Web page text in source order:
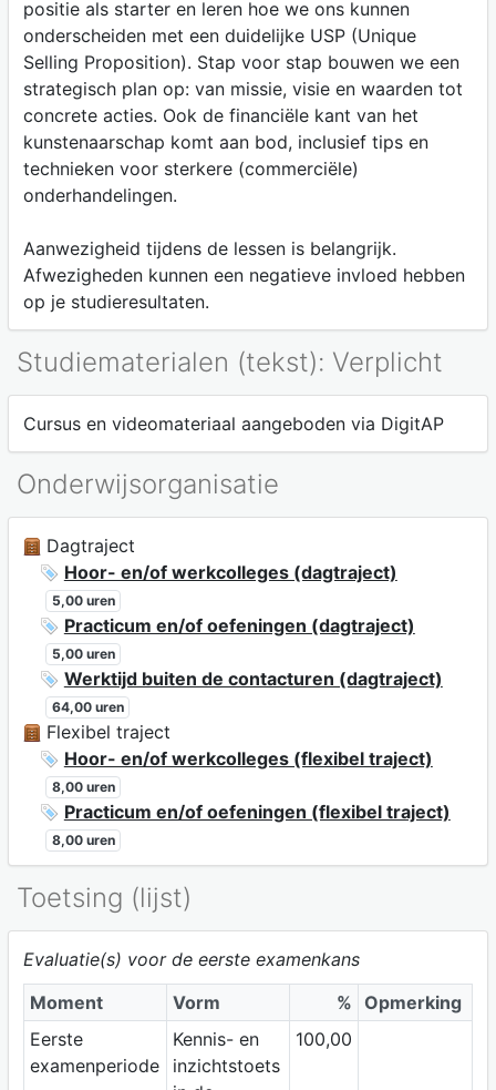
positie als starter en leren hoe we ons kunnen
onderscheiden met een duidelijke USP (Unique
Selling Proposition). Stap voor stap bouwen we een
strategisch plan op: van missie, visie en waarden tot
concrete acties. Ook de financiële kant van het
kunstenaarschap komt aan bod, inclusief tips en
technieken voor sterkere (commerciële)
onderhandelingen.
Aanwezigheid tijdens de lessen is belangrijk.
Afwezigheden kunnen een negatieve invloed hebben
op je studieresultaten.
Studiematerialen (tekst): Verplicht
Cursus en videomateriaal aangeboden via DigitAP
Onderwijsorganisatie
Dagtraject
Hoor- en/of werkcolleges (dagtraject)
5,00 uren
Practicum en/of oefeningen (dagtraject)
5,00 uren
Werktijd buiten de contacturen (dagtraject)
64,00 uren
Flexibel traject
Hoor- en/of werkcolleges (flexibel traject)
8,00 uren
Practicum en/of oefeningen (flexibel traject)
8,00 uren
Toetsing (lijst)
Evaluatie(s) voor de eerste examenkans
Moment
Vorm % Opmerking
Eerste
examenperiode
Kennis- en
inzichtstoets
100,00